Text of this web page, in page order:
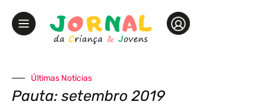
Últimas Notícias
Pauta: setembro 2019